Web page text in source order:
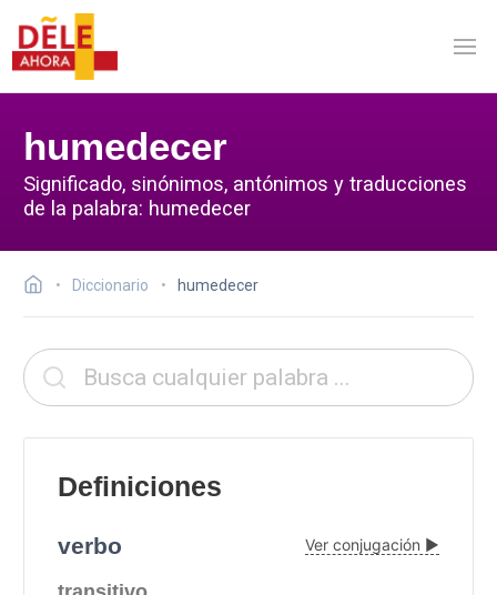
humedecer
Significado, sinónimos, antónimos y traducciones
de la palabra: humedecer
Diccionario humedecer
Definiciones
verbo Ver conjugación ▶